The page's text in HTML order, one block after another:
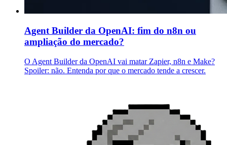
Agent Builder da OpenAI: fim do n8n ou
ampliação do mercado?
O Agent Builder da OpenAI vai matar Zapier, n8n e Make?
Spoiler: não. Entenda por que o mercado tende a crescer.